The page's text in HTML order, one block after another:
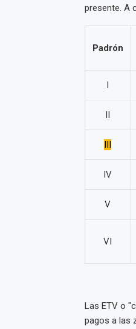
presente. A
Padrón
I
II
III
IV
V
VI
Las ETV o
pagos a las